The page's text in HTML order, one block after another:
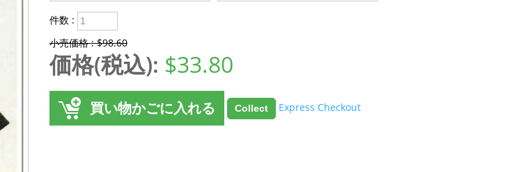
件数 :
小売価格 : $98.60
価格(税込): $33.80
買い物かごに入れる Express Checkout